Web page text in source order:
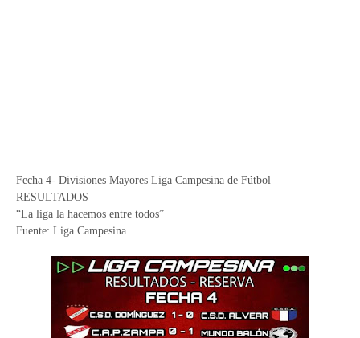
Fecha 4- Divisiones Mayores Liga Campesina de Fútbol
RESULTADOS
“La liga la hacemos entre todos”
Fuente: Liga Campesina